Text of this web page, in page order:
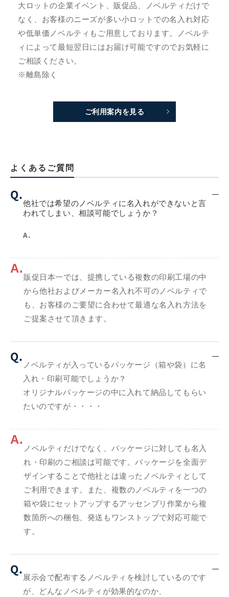
大ロットの企業イベント、販促品、ノベルティだけで
なく、お客様のニーズが多い小ロットでの名入れ対応
や低単価ノベルティもご用意しております。ノベルテ
ィによって最短翌日にはお届け可能ですのでお気軽に
ご相談ください。
※離島除く
ご利用案内を見る
よくあるご質問
Q.
他社では希望のノベルティに名入れができないと言
われてしまい、相談可能でしょうか？
A.
A.
販促日本一では、提携している複数の印刷工場の中
から他社およびメーカー名入れ不可のノベルティで
も、お客様のご要望に合わせて最適な名入れ方法を
ご提案させて頂きます。
Q.
ノベルティが入っているパッケージ（箱や袋）に名
入れ・印刷可能でしょうか？
オリジナルパッケージの中に入れて納品してもらい
たいのですが・・・・
A.
ノベルティだけでなく、パッケージに対しても名入
れ・印刷のご相談は可能です。パッケージを全面デ
ザインすることで他社とは違ったノベルティとして
ご利用できます。また、複数のノベルティを一つの
箱や袋にセットアップするアッセンブリ作業から複
数箇所への梱包、発送もワンストップで対応可能で
す。
Q.
展示会で配布するノベルティを検討しているのです
が、どんなノベルティが効果的なのか、